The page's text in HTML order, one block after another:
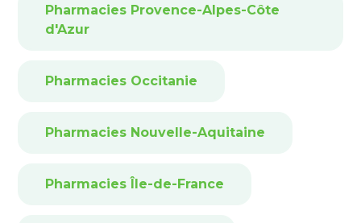
Pharmacies Provence-Alpes-Côte
d'Azur
Pharmacies Occitanie
Pharmacies Nouvelle-Aquitaine
Pharmacies Île-de-France